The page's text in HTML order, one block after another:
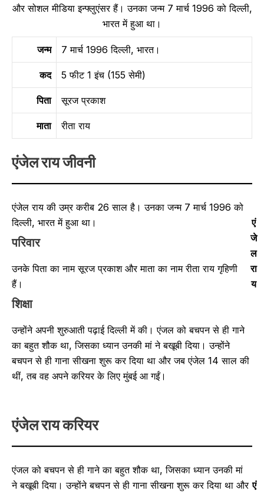
और सोशल मीडिया इन्फ्लुएंसर हैं। उनका जन्म 7 मार्च 1996 को दिल्ली,
भारत में हुआ था।
जन्म 7 मार्च 1996 दिल्ली, भारत।
कद 5 फीट 1 इंच (155 सेमी)
पिता सूरज प्रकाश
माता रीता राय
एंजेल रायजीवनी
एंजेल राय की उम्र करीब 26 साल है। उनका जन्म 7 मार्च 1996 को
दिल्ली, भारत में हुआ था।
परिवार
उनके पिता का नाम सूरज प्रकाश और माता का नाम रीता राय गृहिणी
हैं।
शिक्षा
उन्होंने अपनी शुरुआती पढ़ाई दिल्ली में की। एंजल को बचपन से ही गाने
का बहुत शौक था, जिसका ध्यान उनकी मां ने बखूबी दिया। उन्होंने
बचपन से ही गाना सीखना शुरू कर दिया था और जब एंजेल 14 साल की
थीं, तब वह अपने करियर के लिए मुंबई आ गईं।
एं
जे
ल
रा
य
एंजेल रायकरियर
एंजल को बचपन से ही गाने का बहुत शौक था, जिसका ध्यान उनकी मां
ने बखूबी दिया। उन्होंने बचपन से ही गाना सीखना शुरू कर दिया था और एं